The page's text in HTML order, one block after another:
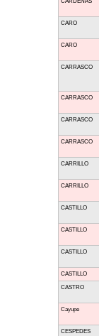
CARO
CARO
CARRASCO
CARRASCO
CARRASCO
CARRASCO
CARRILLO
CARRILLO
CASTILLO
CASTILLO
CASTILLO
CASTILLO
CASTRO
Cayupe
CESPEDES